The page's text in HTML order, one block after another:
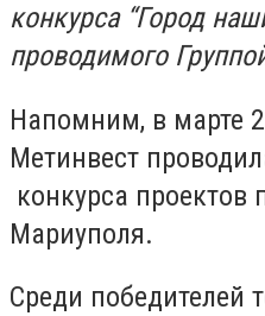
конкурса “Город
проводимого
Напомним, в марте
Метинвест
конкурса проектов
Мариуполя.
Среди победителей